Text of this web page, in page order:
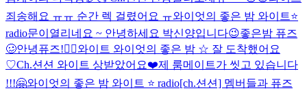
죄송해요 ㅠㅠ 순간 렉 걸렸어요 ㅠ와이엇의 좋은 밤 와이트⭐️
radio문이열리네요 ~ 안녕하세요 박신양입니다😉좋은밤 퓨즈
🥴안녕퓨즈!👍🏻와이트 와이엇의 좋은 밤 ☆ 잘 도착했어요
♡Ch.션션 와이트 상받았어요❤️제 룸메이트가 씻고 있습니다
!!!🤗와이엇의 좋은 밤 와이트 ⭐️ radio[ch.션션] 멤버들과 퓨즈